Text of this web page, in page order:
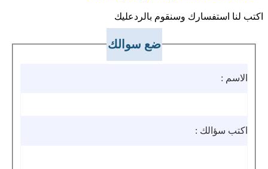
اكتب لنا استفسارك وسنقوم بالردعليك
ضع سوالك
الاسم :
اكتب سؤالك :